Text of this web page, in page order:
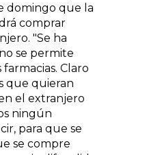
domingo que la
comprar
"Se ha
se permite
Claro
que quieran
el extranjero
ningún
para que se
se compre